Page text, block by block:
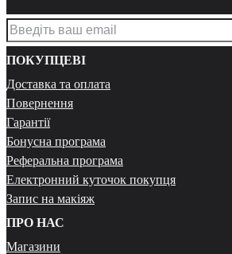
ПОКУПЦЕВІ
Доставка та оплата
Повернення
Гарантії
Бонусна програма
Реферальна програма
Електронний куточок покупця
Запис на макіяж
ПРО НАС
Магазини